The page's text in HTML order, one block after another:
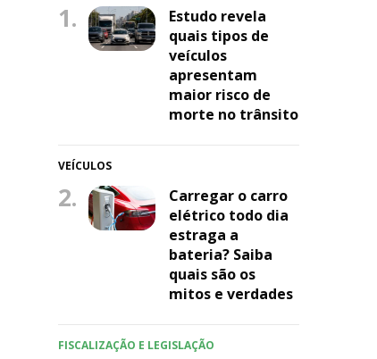
1.
Estudo revela
quais tipos de
veículos
apresentam
maior risco de
morte no trânsito
VEÍCULOS
2.
Carregar o carro
elétrico todo dia
estraga a
bateria? Saiba
quais são os
mitos e verdades
FISCALIZAÇÃO E LEGISLAÇÃO